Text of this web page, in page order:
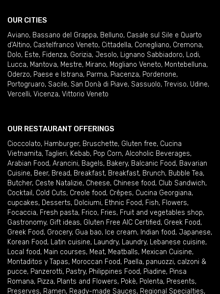
OUR CITIES
Aviano, Bassano del Grappa, Belluno, Casale sul Sile e Quarto
d'Altino, Castelfranco Veneto, Cittadella, Conegliano, Cremona,
Dolo, Este, Fidenza, Gorizia, Jesolo, Lignano Sabbiadoro, Lodi,
Lucca, Mantova, Mestre, Mirano, Mogliano Veneto, Montebelluna,
Oderzo, Paese e Istrana, Parma, Piacenza, Pordenone,
Portogruaro, Sacile, San Donà di Piave, Sassuolo, Treviso, Udine,
Vercelli, Vicenza, Vittorio Veneto
OUR RESTAURANT OFFERINGS
Cioccolato, Hamburger, Bruschette, Gluten free, Cucina
Vietnamita, Taglieri, Kebab, Pop Corn, Alcoholic Beverages,
Arabian Food, Arancini, Bagels, Bakery, Balcanic Food, Bavarian
Cuisine, Beer, Bread, Breakfast, Breakfast, Brunch, Bubble Tea,
Butcher, Ceste Natalizie, Cheese, Chinese food, Club Sandwich,
Cocktail , Cold Cuts, Creole food, Crêpes, Cucina Georgiana,
cupcakes, Desserts, Dolciumi, Ethnic Food, Fish, Flowers,
Focaccia, Fresh pasta, Frico, Fries, Fruit and vegetables shop,
Gastronomy, Gift ideas, Gluten Free AIC Certified, Greek Food,
Greek Food, Grocery, Gua bao, Ice cream, Indian food, Japanese,
Korean Food, Latin cuisine, Laundry, Laundry, Lebanese cuisine,
Local food, Main courses, Meat, Meatballs, Mexican Cuisine,
Montaditos y Tapas, Moroccan Food, Paella, panuozzi, calzoni &
pucce, Panzerotti, Pastry, Philippines Food, Piadine, Pinsa
Romana, Pizza, Plants and Flowers, Pokè, Polenta, Presents,
Preserves, Ramen, Ready-made Sauces, Regional Specialties,